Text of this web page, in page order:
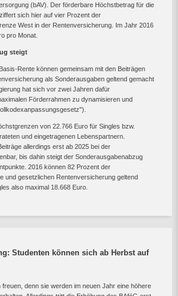
(bAV). Der förderbare Höchstbetrag für die
sich hier auf vier Prozent der
West in der Rentenversicherung. Im Jahr 2016
pro Monat.
steigt
Rente können gemeinsam mit den Beiträgen
als Sonderausgaben geltend gemacht
hat sich vor zwei Jahren dafür
Förderrahmen zu dynamisieren und
von 22.766 Euro für Singles bzw.
und eingetragenen Lebenspartnern.
allerdings erst ab 2025 bei der
bis dahin steigt der Sonderausgabenabzug
2016 können 82 Prozent der
und gesetzlichen Rentenversicherung geltend
also maximal 18.668 Euro.
Studenten können sich ab Herbst auf
denn sie werden im neuen Jahr eine höhere